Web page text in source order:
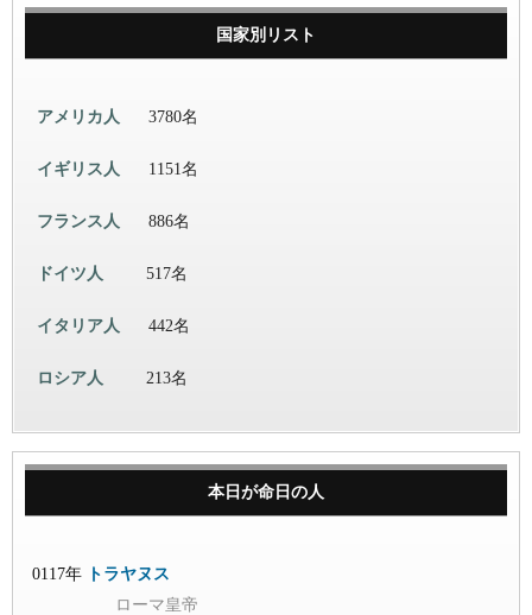
国家別リスト
アメリカ人 3780名
イギリス人 1151名
フランス人 886名
ドイツ人 517名
イタリア人 442名
ロシア人 213名
本日が命日の人
0117年 トラヤヌス
ローマ皇帝